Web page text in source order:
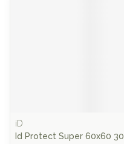
iD
Id Protect Super 60x60 30